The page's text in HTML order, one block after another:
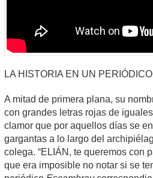
LA HISTORIA EN UN PERIÓDICO
A mitad de primera plana, su
con grandes letras rojas de
clamor que por aquellos días se
gargantas a lo largo del
colega. “ELIÁN, te queremos con
que era imposible no notar si se